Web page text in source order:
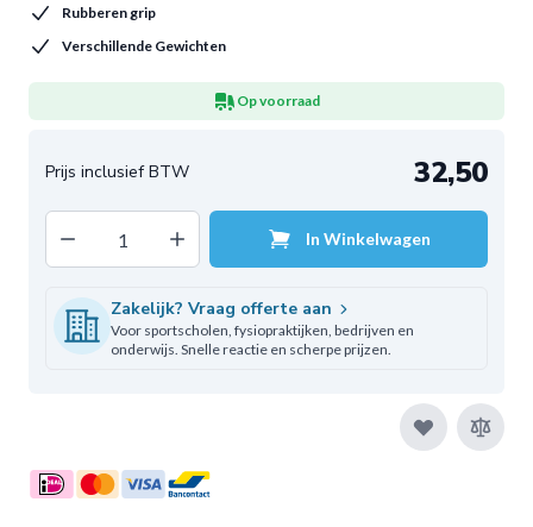
Rubberen grip
Verschillende Gewichten
Op voorraad
32,50
Decrease quantityIncrease quantityIn Winkelwagen
Zakelijk? Vraag offerte aan
Voor sportscholen, fysiopraktijken, bedrijven en
onderwijs. Snelle reactie en scherpe prijzen.